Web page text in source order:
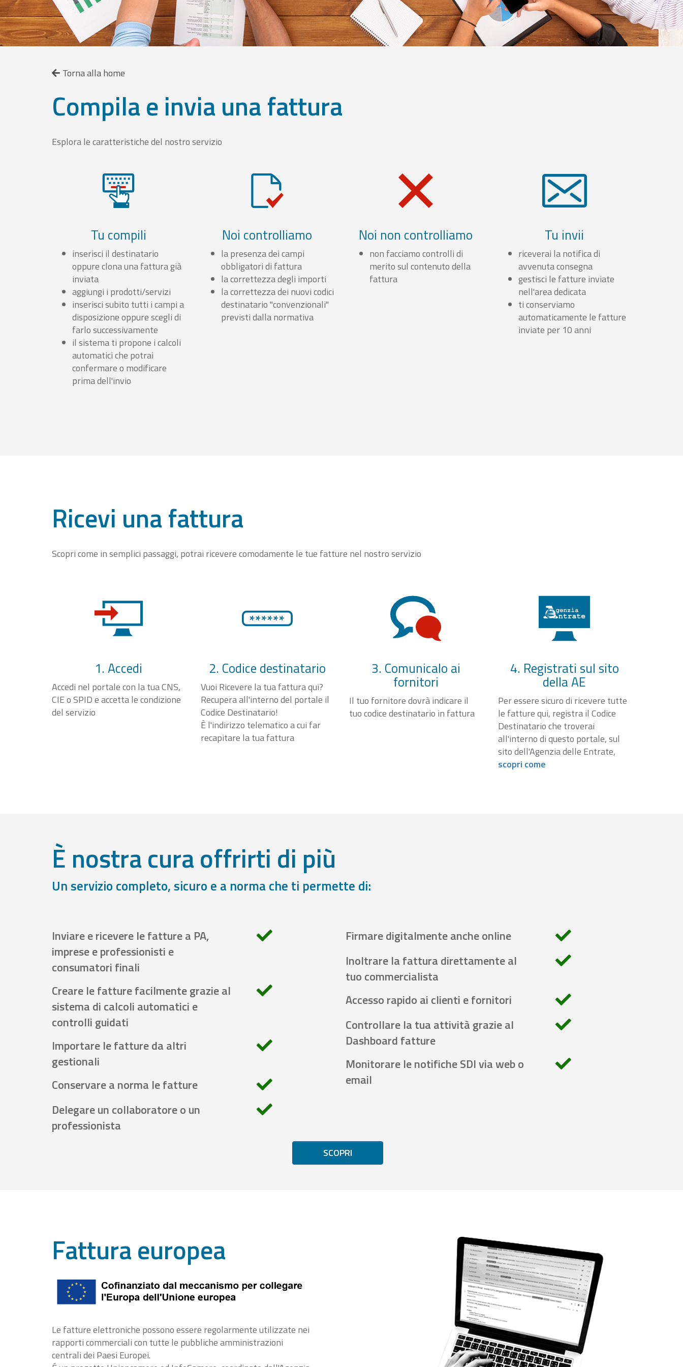
Torna alla home
Compila e invia una fattura
Esplora le caratteristiche del nostro servizio
Tu compili
inserisci il destinatario
oppure clona una fattura già
inviata
aggiungi i prodotti/servizi
inserisci subito tutti i campi a
disposizione oppure scegli di
farlo successivamente
il sistema ti propone i calcoli
automatici che potrai
confermare o modificare
prima dell'invio
Noi controlliamo
la presenza dei campi
obbligatori di fattura
la correttezza degli importi
la correttezza dei nuovi codici
destinatario "convenzionali"
previsti dalla normativa
Noi non controlliamo
non facciamo controlli di
merito sul contenuto della
fattura
Tu invii
riceverai la notifica di
avvenuta consegna
gestisci le fatture inviate
nell'area dedicata
ti conserviamo
automaticamente le fatture
inviate per 10 anni
Ricevi una fattura
Scopri come in semplici passaggi, potrai ricevere comodamente le tue fatture nel nostro servizio
1. Accedi
Accedi nel portale con la tua CNS,
CIE o SPID e accetta le condizione
del servizio
2. Codice destinatario
Vuoi Ricevere la tua fattura qui?
Recupera all'interno del portale il
Codice Destinatario!
È l'indirizzo telematico a cui far
recapitare la tua fattura
3. Comunicalo ai
fornitori
Il tuo fornitore dovrà indicare il
tuo codice destinatario in fattura
4. Registrati sul sito
della AE
Per essere sicuro di ricevere tutte
le fatture qui, registra il Codice
Destinatario che troverai
all'interno di questo portale, sul
sito dell'Agenzia delle Entrate,
scopri come
È nostra cura offrirti di più
Un servizio completo, sicuro e a norma che ti permette di:
Inviare e ricevere le fatture a PA,
imprese e professionisti e
consumatori finali
Creare le fatture facilmente grazie al
sistema di calcoli automatici e
controlli guidati
Importare le fatture da altri
gestionali
Conservare a norma le fatture
Delegare un collaboratore o un
professionista
Firmare digitalmente anche online
Inoltrare la fattura direttamente al
tuo commercialista
Accesso rapido ai clienti e fornitori
Controllare la tua attività grazie al
Dashboard fatture
Monitorare le notifiche SDI via web o
email
SCOPRI
Fattura europea
Le fatture elettroniche possono essere regolarmente utilizzate nei
rapporti commerciali con tutte le pubbliche amministrazioni
centrali dei Paesi Europei.